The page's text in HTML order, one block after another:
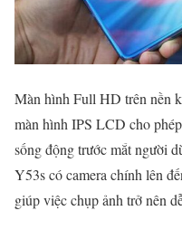
Màn hình Full HD trên nền
màn hình IPS LCD cho
sống động trước mắt người
Y53s có camera chính lên
giúp việc chụp ảnh trở nên